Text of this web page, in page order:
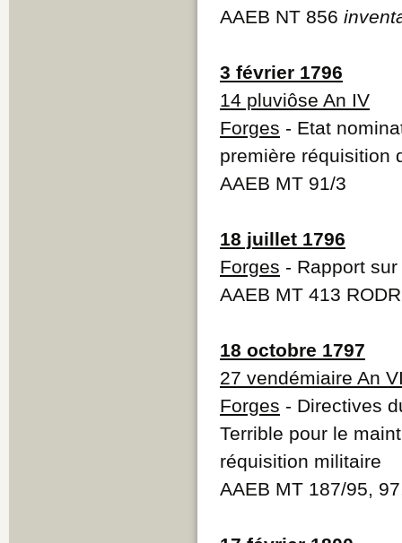
AAEB NT 856
3 février 1796
14 pluviôse An IV
Forges - Etat
première réquisition
AAEB MT 91/3
18 juillet 1796
Forges - Rapport
AAEB MT 413
18 octobre 1797
27 vendémiaire An
Forges - Directives
Terrible pour le
réquisition militaire
AAEB MT 187/95,